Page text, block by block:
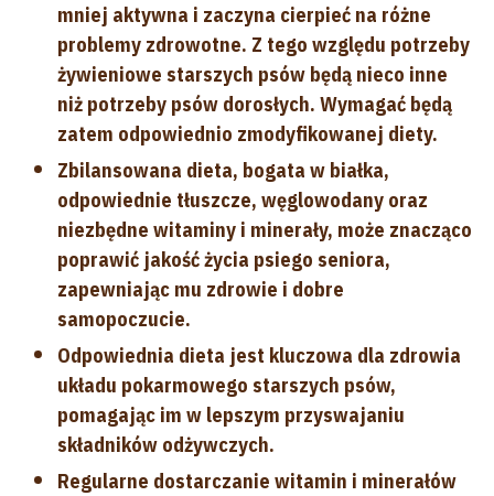
mniej aktywna i zaczyna cierpieć na różne
problemy zdrowotne. Z tego względu potrzeby
żywieniowe starszych psów będą nieco inne
niż potrzeby psów dorosłych. Wymagać będą
zatem odpowiednio zmodyfikowanej diety.
Zbilansowana dieta, bogata w białka,
odpowiednie tłuszcze, węglowodany oraz
niezbędne witaminy i minerały, może znacząco
poprawić jakość życia psiego seniora,
zapewniając mu zdrowie i dobre
samopoczucie.
Odpowiednia dieta jest kluczowa dla zdrowia
układu pokarmowego starszych psów,
pomagając im w lepszym przyswajaniu
składników odżywczych.
Regularne dostarczanie witamin i minerałów